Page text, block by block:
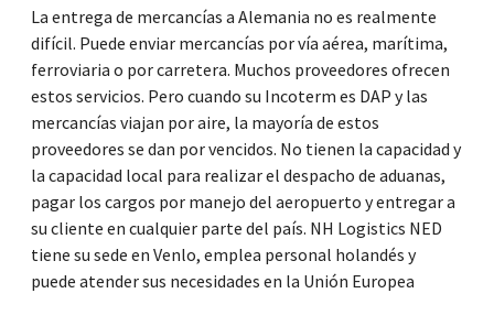
La entrega de mercancías a Alemania no es realmente
difícil. Puede enviar mercancías por vía aérea, marítima,
ferroviaria o por carretera. Muchos proveedores ofrecen
estos servicios. Pero cuando su Incoterm es DAP y las
mercancías viajan por aire, la mayoría de estos
proveedores se dan por vencidos. No tienen la capacidad y
la capacidad local para realizar el despacho de aduanas,
pagar los cargos por manejo del aeropuerto y entregar a
su cliente en cualquier parte del país. NH Logistics NED
tiene su sede en Venlo, emplea personal holandés y
puede atender sus necesidades en la Unión Europea